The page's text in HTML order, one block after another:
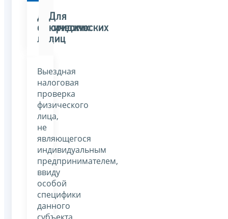
Для
физических
лиц
Для
юридических
лиц
Выездная
налоговая
проверка
физического
лица,
не
являющегося
индивидуальным
предпринимателем,
ввиду
особой
специфики
данного